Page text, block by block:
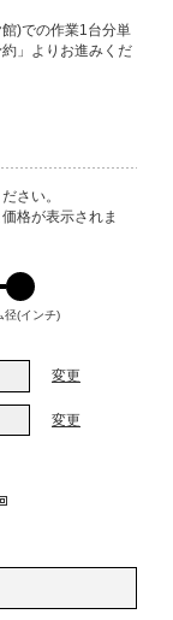
)での作業1台分単
」よりお進みくだ
さい。
格が表示されま
径(インチ)
変更
変更